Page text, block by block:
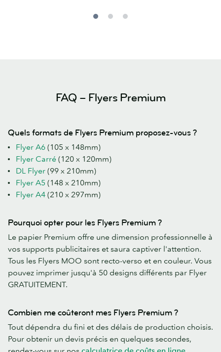
FAQ – Flyers Premium
Quels formats de Flyers Premium proposez-vous ?
Flyer A6 (105 x 148mm)
Flyer Carré (120 x 120mm)
DL Flyer (99 x 210mm)
Flyer A5 (148 x 210mm)
Flyer A4 (210 x 297mm)
Pourquoi opter pour les Flyers Premium ?
Le papier Premium offre une dimension professionnelle à
vos supports publicitaires et saura captiver l'attention.
Tous les Flyers MOO sont recto-verso et en couleur. Vous
pouvez imprimer jusqu'à 50 designs différents par Flyer
GRATUITEMENT.
Combien me coûteront mes Flyers Premium ?
Tout dépendra du fini et des délais de production choisis.
Pour obtenir un devis précis en quelques secondes,